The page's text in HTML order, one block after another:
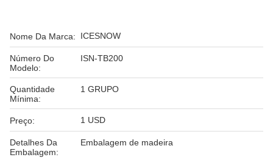
Nome Da Marca: ICESNOW
Número Do
Modelo:
ISN-TB200
Quantidade
Mínima:
1 GRUPO
Preço: 1 USD
Detalhes Da
Embalagem:
Embalagem de madeira